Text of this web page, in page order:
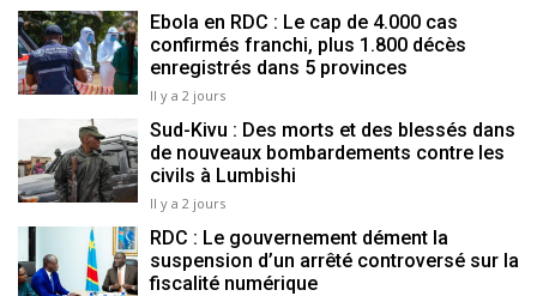
Ebola en RDC : Le cap de 4.000 cas
confirmés franchi, plus 1.800 décès
enregistrés dans 5 provinces
Il y a 2 jours
Sud-Kivu : Des morts et des blessés dans
de nouveaux bombardements contre les
civils à Lumbishi
Il y a 2 jours
RDC : Le gouvernement dément la
suspension d’un arrêté controversé sur la
fiscalité numérique